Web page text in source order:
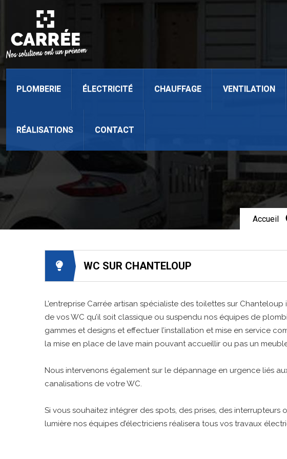
PLOMBERIE ÉLECTRICITÉ CHAUFFAGE VENTILATION
RÉALISATIONS CONTACT
Accueil
WC SUR CHANTELOUP
L’entreprise Carrée artisan spécialiste des toilettes sur
de vos WC qu’il soit classique ou suspendu nos équipes de
gammes et designs et effectuer l’installation et mise en service
la mise en place de lave main pouvant accueillir ou pas un
Nous intervenons également sur le dépannage en urgence liés
canalisations de votre WC.
Si vous souhaitez intégrer des spots, des prises, des
lumière nos équipes d’électriciens réalisera tous vos travaux